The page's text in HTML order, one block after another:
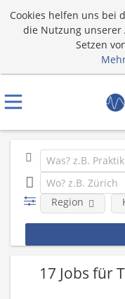
Cookies helfen uns bei
die Nutzung unserer
Setzen
Region
17 Jobs für